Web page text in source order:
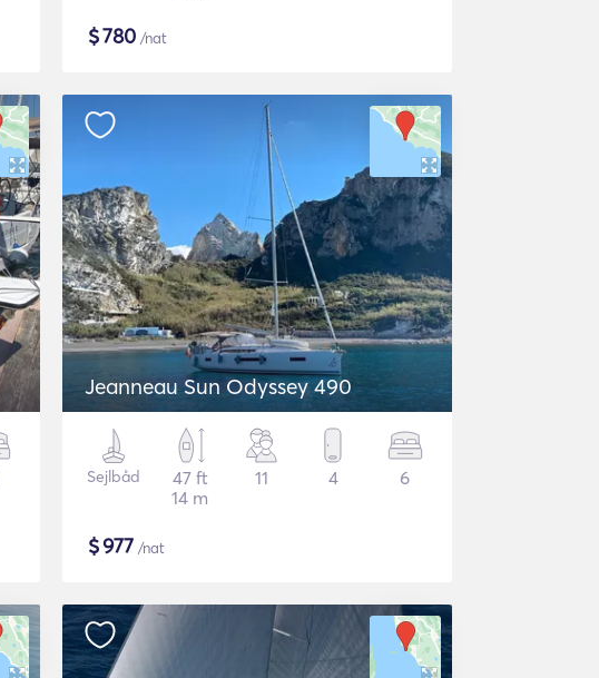
$780 /nat
Jeanneau Sun Odyssey 490
Sejlbåd
47 ft
14 m
11 4 6
$977 /nat